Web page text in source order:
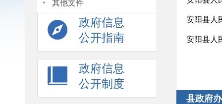
其他文件
政府信息
公开指南
政府信息
公开制度
安阳县人
安阳县人
县政府